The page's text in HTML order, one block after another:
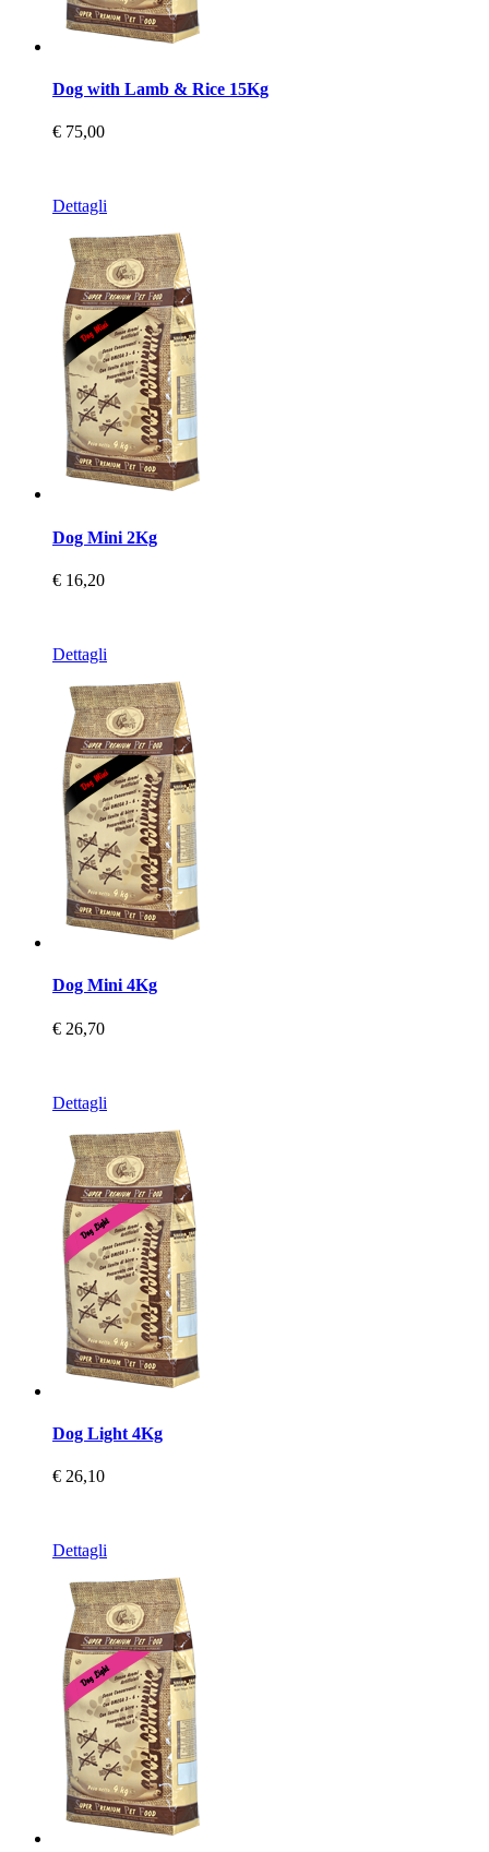
Dog with Lamb & Rice 15Kg
€ 75,00
Dettagli
Dog Mini 2Kg
€ 16,20
Dettagli
Dog Mini 4Kg
€ 26,70
Dettagli
Dog Light 4Kg
€ 26,10
Dettagli